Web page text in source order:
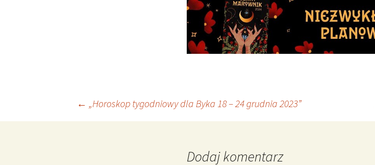
Nawigacja
← „Horoskop tygodniowy dla Byka 18 – 24 grudnia 2023”
Dodaj komentarz